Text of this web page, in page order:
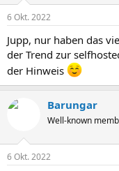
e
:
6 Okt. 2022
Jupp, nur haben das
der Trend zur
der Hinweis
Barungar
Well-known
6 Okt. 2022